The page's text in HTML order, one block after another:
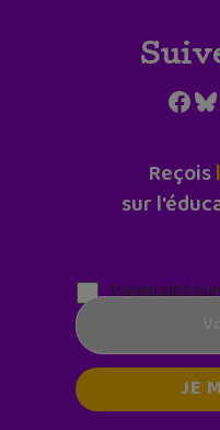
Reçois
sur
Parentalité